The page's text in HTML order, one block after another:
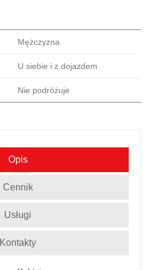
Mężczyzna
U siebie i z dojazdem
Nie podróżuje
Opis
Cennik
Usługi
Kontakty